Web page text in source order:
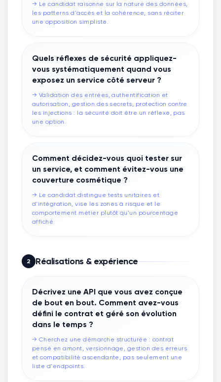
→ Le candidat raisonne sur la nature des données,
les patterns d'accès et la cohérence, sans réciter
une opposition simpliste.
Quels réflexes de sécurité appliquez-
vous systématiquement quand vous
exposez un service côté serveur ?
→ Validation des entrées, authentification et
autorisation, gestion des secrets, protection contre
les injections : la sécurité doit être un réflexe, pas
une option.
Comment décidez-vous quoi tester sur
un service, et comment évitez-vous une
couverture cosmétique ?
→ Le candidat distingue tests unitaires et
d'intégration, vise les zones à risque et le
comportement métier plutôt qu'un pourcentage
affiché.
2 Réalisations & expérience
Décrivez une API que vous avez conçue
de bout en bout. Comment avez-vous
défini le contrat et géré son évolution
dans le temps ?
→ Cherchez une démarche structurée : contrat
pensé en amont, versionnage, gestion des erreurs
et compatibilité ascendante, pas seulement une
liste d'endpoints.